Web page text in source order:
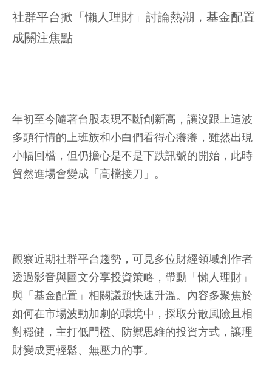
社群平台掀「懶人理財」討論熱潮，基金配置
成關注焦點
年初至今隨著台股表現不斷創新高，讓沒跟上這波
多頭行情的上班族和小白們看得心癢癢，雖然出現
小幅回檔，但仍擔心是不是下跌訊號的開始，此時
貿然進場會變成「高檔接刀」。
觀察近期社群平台趨勢，可見多位財經領域創作者
透過影音與圖文分享投資策略，帶動「懶人理財」
與「基金配置」相關議題快速升溫。內容多聚焦於
如何在市場波動加劇的環境中，採取分散風險且相
對穩健，主打低門檻、防禦思維的投資方式，讓理
財變成更輕鬆、無壓力的事。